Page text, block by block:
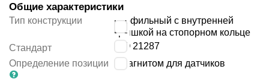
Общие характеристики
Тип конструкции
профильный с внутренней
крышкой на стопорном кольце
Стандарт
ISO 21287
Определение позиции
с магнитом для датчиков